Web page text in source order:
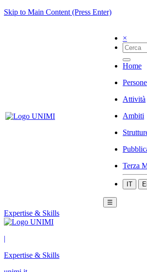
Skip to Main Content (Press Enter)
×
Home
Persone
Attività
Ambiti
Terza
IT
☰
Expertise & Skills
|
Expertise & Skills